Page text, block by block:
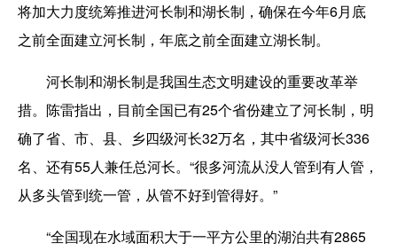
将加大力度统筹推进河长制和湖长制，确保在今年6月底
之前全面建立河长制，年底之前全面建立湖长制。
河长制和湖长制是我国生态文明建设的重要改革举
措。陈雷指出，目前全国已有25个省份建立了河长制，明
确了省、市、县、乡四级河长32万名，其中省级河长336
名、还有55人兼任总河长。“很多河流从没人管到有人管，
从多头管到统一管，从管不好到管得好。”
“全国现在水域面积大于一平方公里的湖泊共有2865